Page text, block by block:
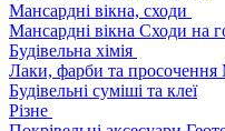
Мансардні вікна, сходи
Мансардні вікна Сходи на
Будівельна хімія
Лаки, фарби та просочення
Будівельні суміші та клеї
Різне